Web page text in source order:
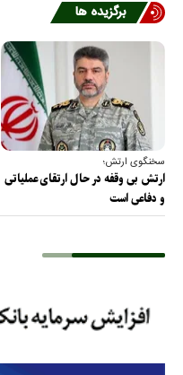
برگزیده ها
سخنگوی ارتش؛
ارتش بی وقفه در حال ارتقای عملیاتی
و دفاعی است